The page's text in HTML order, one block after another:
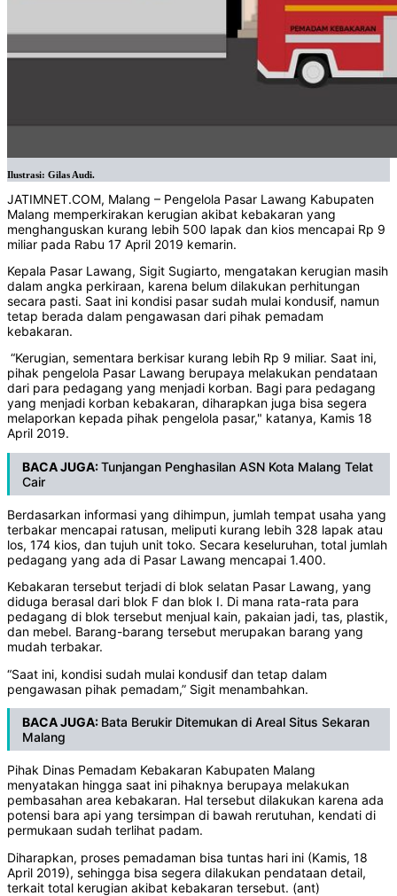
Ilustrasi: Gilas Audi.
JATIMNET.COM, Malang – Pengelola Pasar Lawang Kabupaten
Malang memperkirakan kerugian akibat kebakaran yang
menghanguskan kurang lebih 500 lapak dan kios mencapai Rp 9
miliar pada Rabu 17 April 2019 kemarin.
Kepala Pasar Lawang, Sigit Sugiarto, mengatakan kerugian masih
dalam angka perkiraan, karena belum dilakukan perhitungan
secara pasti. Saat ini kondisi pasar sudah mulai kondusif, namun
tetap berada dalam pengawasan dari pihak pemadam
kebakaran.
“Kerugian, sementara berkisar kurang lebih Rp 9 miliar. Saat ini,
pihak pengelola Pasar Lawang berupaya melakukan pendataan
dari para pedagang yang menjadi korban. Bagi para pedagang
yang menjadi korban kebakaran, diharapkan juga bisa segera
melaporkan kepada pihak pengelola pasar," katanya, Kamis 18
April 2019.
BACA JUGA:Tunjangan Penghasilan ASN Kota Malang Telat
Cair
Berdasarkan informasi yang dihimpun, jumlah tempat usaha yang
terbakar mencapai ratusan, meliputi kurang lebih 328 lapak atau
los, 174 kios, dan tujuh unit toko. Secara keseluruhan, total jumlah
pedagang yang ada di Pasar Lawang mencapai 1.400.
Kebakaran tersebut terjadi di blok selatan Pasar Lawang, yang
diduga berasal dari blok F dan blok I. Di mana rata-rata para
pedagang di blok tersebut menjual kain, pakaian jadi, tas, plastik,
dan mebel. Barang-barang tersebut merupakan barang yang
mudah terbakar.
“Saat ini, kondisi sudah mulai kondusif dan tetap dalam
pengawasan pihak pemadam,” Sigit menambahkan.
BACA JUGA: Bata Berukir Ditemukan di Areal Situs Sekaran
Malang
Pihak Dinas Pemadam Kebakaran Kabupaten Malang
menyatakan hingga saat ini pihaknya berupaya melakukan
pembasahan area kebakaran. Hal tersebut dilakukan karena ada
potensi bara api yang tersimpan di bawah rerutuhan, kendati di
permukaan sudah terlihat padam.
Diharapkan, proses pemadaman bisa tuntas hari ini (Kamis, 18
April 2019), sehingga bisa segera dilakukan pendataan detail,
terkait total kerugian akibat kebakaran tersebut. (ant)